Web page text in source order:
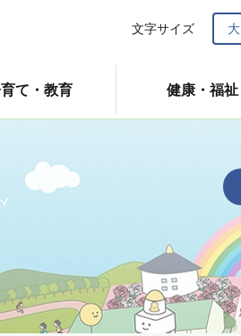
て・教育 健康・福祉
文字サイズ 大